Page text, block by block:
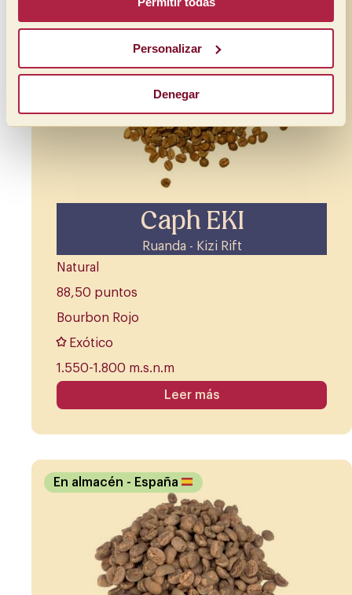
Personalizar
Denegar
Caph EKI
Ruanda - Kizi Rift
Natural
88,50 puntos
Bourbon Rojo
Exótico
1.550-1.800 m.s.n.m
Leer más
En almacén - España